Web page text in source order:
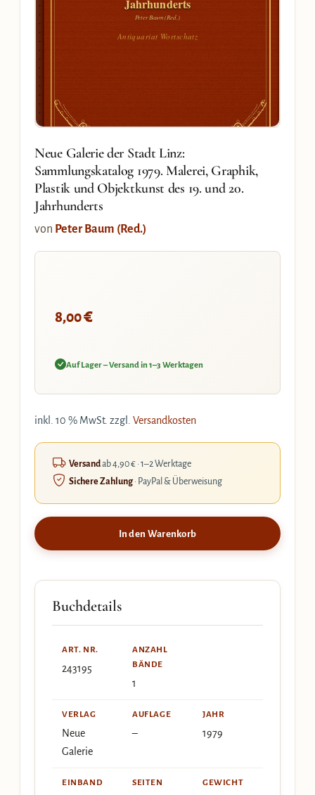
Jahrhunderts
Peter Baum (Red.)
Antiquariat Wortschatz
Neue Galerie der Stadt Linz:
Sammlungskatalog 1979. Malerei, Graphik,
Plastik und Objektkunst des 19. und 20.
Jahrhunderts
von Peter Baum (Red.)
8,00€
Auf Lager – Versand in 1–3 Werktagen
inkl. 10 % MwSt. zzgl. Versandkosten
Versandab 4,90 € · 1–2 Werktage
Sichere Zahlung· PayPal & Überweisung
In den Warenkorb
Buchdetails
ART. NR.
243195
ANZAHL
BÄNDE
1
VERLAG
Neue
Galerie
AUFLAGE
–
JAHR
1979
EINBAND SEITEN GEWICHT